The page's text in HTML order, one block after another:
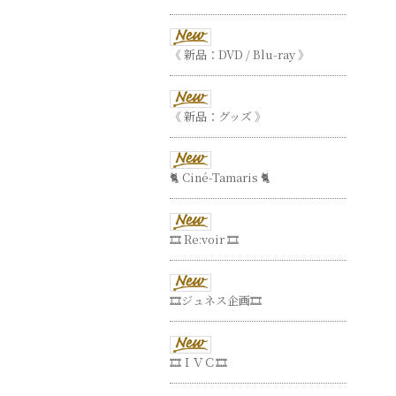
《 新品：DVD / Blu-ray 》
《 新品：グッズ 》
🐈 Ciné-Tamaris 🐈
🎞 Re:voir 🎞
🎞ジュネス企画🎞
🎞ＩＶＣ🎞